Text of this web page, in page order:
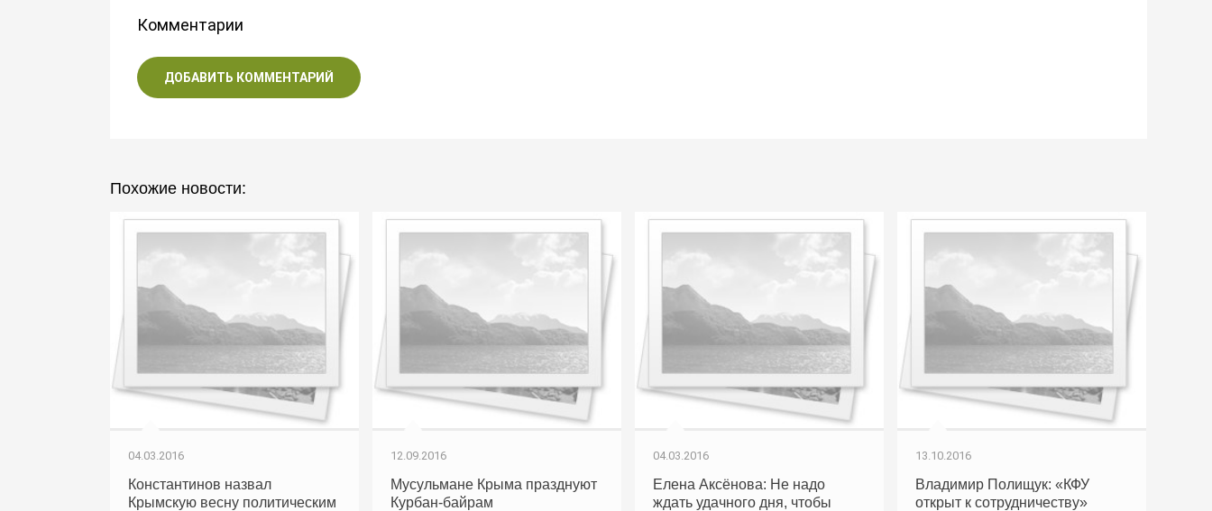
Комментарии
ДОБАВИТЬ КОММЕНТАРИЙ
Похожие новости:
04.03.2016
Константинов назвал
Крымскую весну политическим
12.09.2016
Мусульмане Крыма празднуют
Курбан-байрам
04.03.2016
Елена Аксёнова: Не надо
ждать удачного дня, чтобы
13.10.2016
Владимир Полищук: «КФУ
открыт к сотрудничеству»